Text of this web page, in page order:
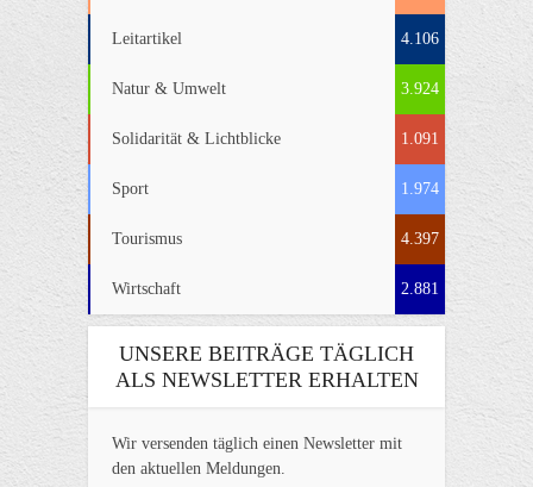
Leitartikel 4.106
Natur & Umwelt 3.924
Solidarität & Lichtblicke 1.091
Sport 1.974
Tourismus 4.397
Wirtschaft 2.881
UNSERE BEITRÄGE TÄGLICH
ALS NEWSLETTER ERHALTEN
Wir versenden täglich einen Newsletter mit
den aktuellen Meldungen.